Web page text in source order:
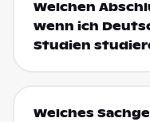
Welchen
wenn ich
Studien
Welches